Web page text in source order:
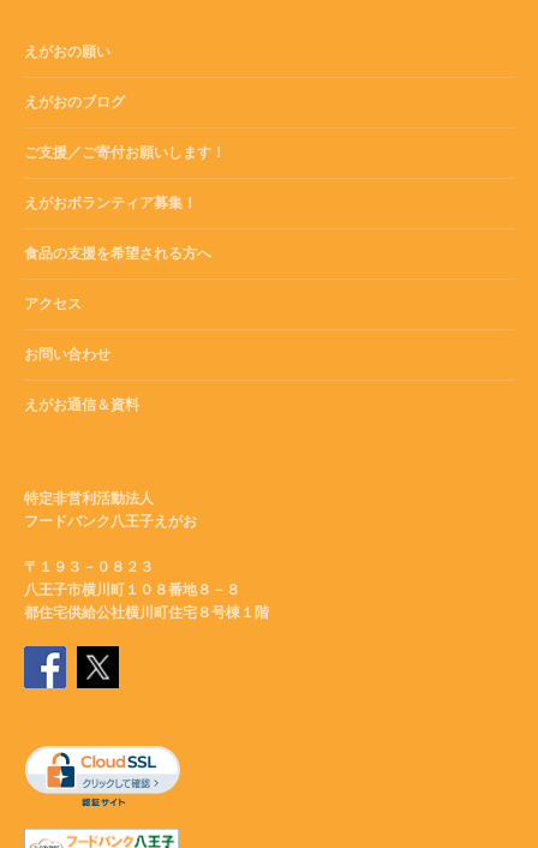
えがおの願い
えがおのブログ
ご支援／ご寄付お願いします！
えがおボランティア募集！
食品の支援を希望される方へ
アクセス
お問い合わせ
えがお通信＆資料
特定非営利活動法人
フードバンク八王子えがお
〒１９３－０８２３
八王子市横川町１０８番地８－８
都住宅供給公社横川町住宅８号棟１階